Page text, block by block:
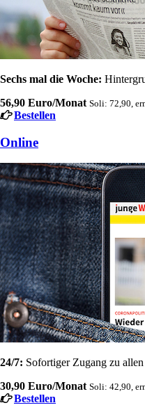
Sechs mal die Woche:
56,90 Euro/Monat Soli: 72,90,
Bestellen
Online
24/7: Sofortiger Zugang zu
30,90 Euro/Monat Soli: 42,90,
Bestellen